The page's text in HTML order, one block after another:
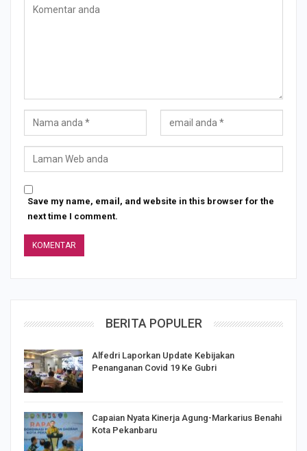
Save my name, email, and website in this browser for the
next time I comment.
BERITA POPULER
Alfedri Laporkan Update Kebijakan
Penanganan Covid 19 Ke Gubri
Capaian Nyata Kinerja Agung-Markarius Benahi
Kota Pekanbaru